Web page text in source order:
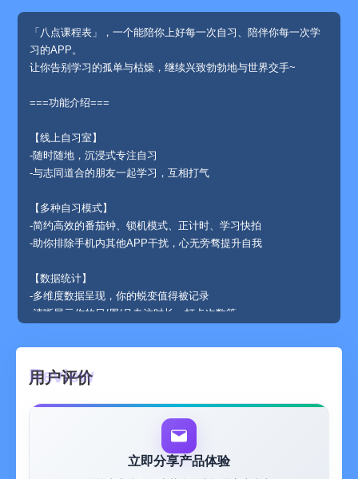
「八点课程表」，一个能陪你上好每一次自习、陪伴你每一次学
习的APP。
让你告别学习的孤单与枯燥，继续兴致勃勃地与世界交手~
===功能介绍===
【线上自习室】
-随时随地，沉浸式专注自习
-与志同道合的朋友一起学习，互相打气
【多种自习模式】
-简约高效的番茄钟、锁机模式、正计时、学习快拍
-助你排除手机内其他APP干扰，心无旁骛提升自我
【数据统计】
-多维度数据呈现，你的蜕变值得被记录
-清晰展示你的日/周/月专注时长、打卡次数等
【打卡公园】
-每天坚持为自己的目标打卡，早起打卡、学习打卡、运动打
卡……
-逐步养成打卡自律好习惯
-学科重点随堂记录，随时查看
用户评价
立即分享产品体验